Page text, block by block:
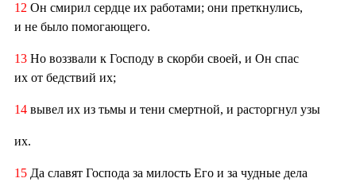
12 Он смирил сердце их работами; они преткнулись,
и не было помогающего.
13 Но воззвали к Господу в скорби своей, и Он спас
их от бедствий их;
14 вывел их из тьмы и тени смертной, и расторгнул узы
их.
15 Да славят Господа за милость Его и за чудные дела